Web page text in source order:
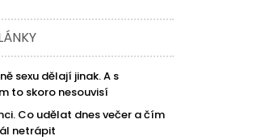
sexu dělají jinak. A s
to skoro nesouvisí
Co udělat dnes večer a čím
netrápit